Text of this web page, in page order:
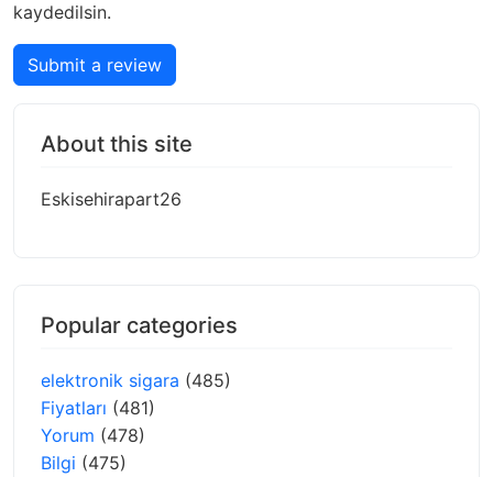
kaydedilsin.
Submit a review
About this site
Eskisehirapart26
Popular categories
elektronik sigara (485)
Fiyatları (481)
Yorum (478)
Bilgi (475)